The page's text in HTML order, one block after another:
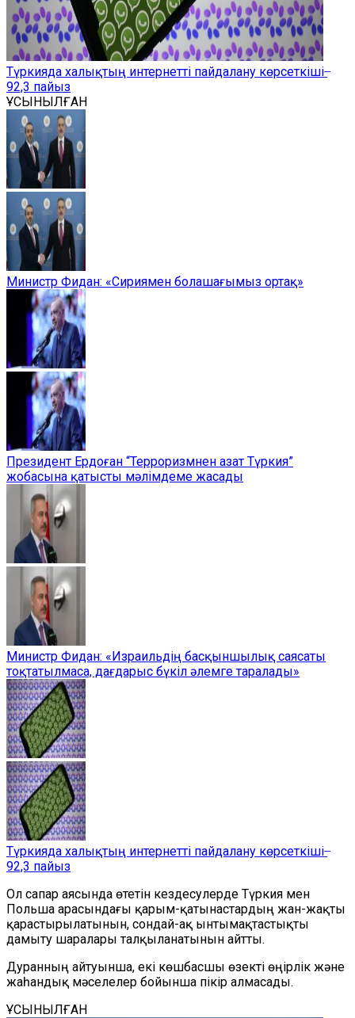
Түркияда халықтың интернетті пайдалану көрсеткіші ̶
92,3 пайыз
ҰСЫНЫЛҒАН
Министр Фидан: «Сириямен болашағымыз ортақ»
Президент Ердоған “Терроризмнен азат Түркия”
жобасына қатысты мәлімдеме жасады
Министр Фидан: «Израильдің басқыншылық саясаты
тоқтатылмаса, дағдарыс бүкіл әлемге таралады»
Түркияда халықтың интернетті пайдалану көрсеткіші ̶
92,3 пайыз
Ол сапар аясында өтетін кездесулерде Түркия мен
Польша арасындағы қарым-қатынастардың жан-жақты
қарастырылатынын, сондай-ақ ынтымақтастықты
дамыту шаралары талқыланатынын айтты.
Дуранның айтуынша, екі көшбасшы өзекті өңірлік және
жаһандық мәселелер бойынша пікір алмасады.
ҰСЫНЫЛҒАН